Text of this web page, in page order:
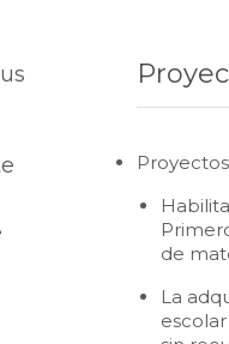
Proyectos
de
La